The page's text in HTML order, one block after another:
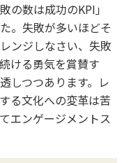
の数は成功のKPI」
。失敗が多いほどそ
ンジしなさい、失敗
ける勇気を賞賛す
しつつあります。レ
る文化への変革は苦
エンゲージメントス